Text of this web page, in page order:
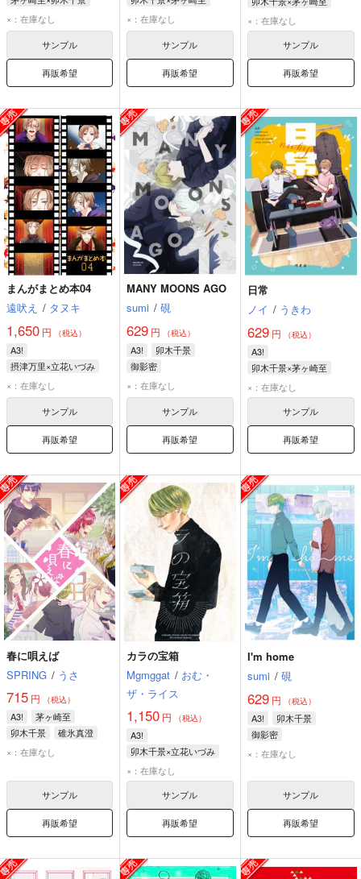
茅ヶ崎至
×：在庫なし
サンプル
再販希望
茅ヶ崎至
×：在庫なし
サンプル
再販希望
卯木千景
摂津万里
×：在庫なし
サンプル
再販希望
まんがまとめ本04
遠吠え / タヌキ
1,650 円 （税込）
A3!
摂津万里×立花いづみ
摂津万里
卯木千景
×：在庫なし
サンプル
再販希望
MANY MOONS AGO
sumi / 硯
629 円 （税込）
A3!
卯木千景
御影密
×：在庫なし
サンプル
再販希望
日常
ノイ / うきわ
629円 （税込）
A3!
卯木千景×茅ヶ崎至
卯木千景
×：在庫なし
サンプル
再販希望
春に唄えば
SPRING / うさ
715 円 （税込）
A3!
茅ヶ崎至
卯木千景
碓氷真澄
×：在庫なし
サンプル
再販希望
カラの宝箱
Mgmggat / おむ・
ザ・ライス
1,150 円 （税込）
A3!
卯木千景×立花いづみ
卯木千景
×：在庫なし
サンプル
再販希望
I'm home
sumi / 硯
629円 （税込）
A3!
卯木千景
御影密
×：在庫なし
サンプル
再販希望